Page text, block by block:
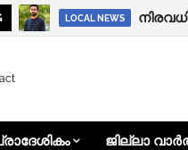
LOCAL NEWS
NATIONAL
ജില്ലാ